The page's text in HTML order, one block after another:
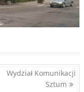
Wydział Komunikacji
Sztum